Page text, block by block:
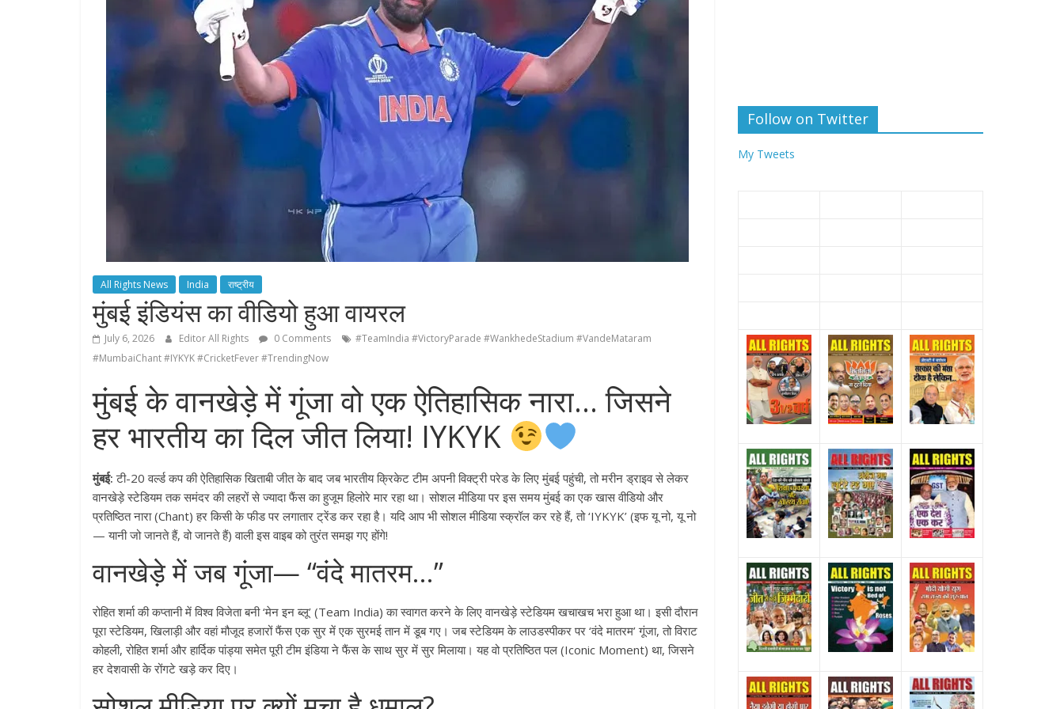
All Rights News India राष्ट्रीय
मुंबई इंडियंस का वीडियो हुआ वायरल
July 6, 2026 Editor All Rights 0 Comments
#TeamIndia #VictoryParade #WankhedeStadium #VandeMataram
#MumbaiChant #IYKYK #CricketFever #TrendingNow
मुंबई के वानखेड़े में गूंजा वो एक ऐतिहासिक नारा… जिसने
हर भारतीय का दिल जीत लिया! IYKYK
मुंबई: टी-20 वर्ल्ड कप की ऐतिहासिक खिताबी जीत के बाद जब भारतीय क्रिकेट टीम अपनी विक्ट्री परेड के लिए मुंबई पहुंची, तो मरीन ड्राइव से लेकर
वानखेड़े स्टेडियम तक समंदर की लहरों से ज्यादा फैंस का हुजूम हिलोरे मार रहा था। सोशल मीडिया पर इस समय मुंबई का एक खास वीडियो और
प्रतिष्ठित नारा (Chant) हर किसी के फीड पर लगातार ट्रेंड कर रहा है। यदि आप भी सोशल मीडिया स्क्रॉल कर रहे हैं, तो ‘IYKYK’ (इफ यू नो, यू नो
— यानी जो जानते हैं, वो जानते हैं) वाली इस वाइब को तुरंत समझ गए होंगे!
वानखेड़े में जब गूंजा— “वंदे मातरम…”
रोहित शर्मा की कप्तानी में विश्व विजेता बनी ‘मेन इन ब्लू’ (Team India) का स्वागत करने के लिए वानखेड़े स्टेडियम खचाखच भरा हुआ था। इसी दौरान
पूरा स्टेडियम, खिलाड़ी और वहां मौजूद हजारों फैंस एक सुर में एक सुरमई तान में डूब गए। जब स्टेडियम के लाउडस्पीकर पर ‘वंदे मातरम’ गूंजा, तो विराट
कोहली, रोहित शर्मा और हार्दिक पांड्या समेत पूरी टीम इंडिया ने फैंस के साथ सुर में सुर मिलाया। यह वो प्रतिष्ठित पल (Iconic Moment) था, जिसने
हर देशवासी के रोंगटे खड़े कर दिए।
Follow on Twitter
My Tweets